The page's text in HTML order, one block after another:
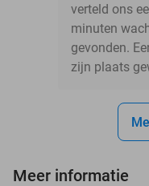
verteld ons
minuten
gevonden.
zijn plaats
Meer informatie